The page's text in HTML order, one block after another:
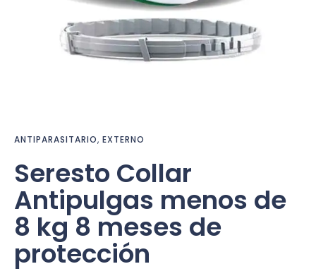
ANTIPARASITARIO, EXTERNO
Seresto Collar
Antipulgas menos de
8 kg 8 meses de
protección